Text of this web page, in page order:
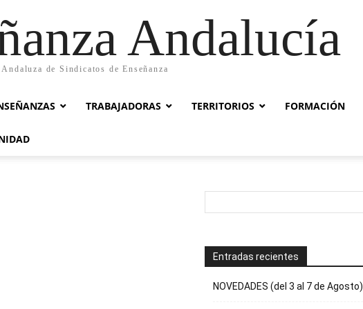
Andalucía
de Sindicatos de Enseñanza
TRABAJADORAS TERRITORIOS FORMACIÓN
Entradas recientes
NOVEDADES (del 3 al 7 de Agosto)